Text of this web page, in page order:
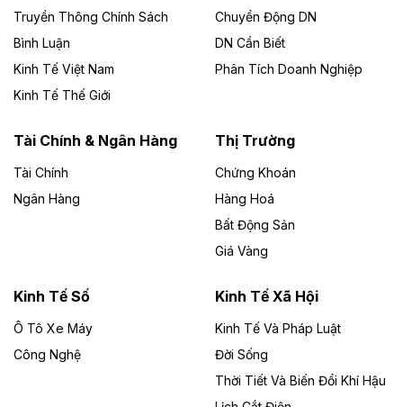
Công ty TNHH Năng lượng môi trường Bắc Giang làm
Theo vietnamfinance.vn
Đức Long Gia Lai mở rộng ‘hệ sinh thái’
Lai
Bốn doanh nghiệp có sự góp vốn của Công ty Cổ
phần Tập đoàn Đức Long Gia Lai (HoSE: DLG) được
Gia Lai với tổng vốn hơn 4.750 tỷ đồng.
Đồng Nai cho thuê gần 59 ha đất làm khu
công nghiệp ở Long Thành
UBND TP Đồng Nai cho Công ty Amata thuê gần 59 ha
đất để đầu tư khu công nghiệp công nghệ cao Long
Truyền Thông Chính Sách
Bình Luận
Kinh Tế Việt Nam
Kinh Tế Thế Giới
Chuyển Động DN
DN Cần Biết
Phân Tích Doanh Nghiệp
Tài Chính & Ngân Hàng
Tài Chính
Ngân Hàng
Thị Trường
Chứng Khoán
Hàng Hoá
Bất Động Sản
Giá Vàng
Kinh Tế Số
Ô Tô Xe Máy
Công Nghệ
Kinh Tế Xã Hội
Kinh Tế Và Pháp Luật
Đời Sống
Thời Tiết Và Biến Đổi Khí Hậu